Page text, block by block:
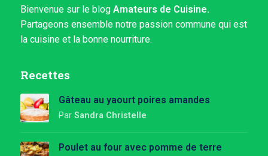
Bienvenue sur le blog Amateurs de Cuisine.
Partageons ensemble notre passion commune qui est
la cuisine et la bonne nourriture.
Recettes
Gâteau au yaourt poires amandes
Par Sandra Christelle
Poulet au four avec pomme de terre